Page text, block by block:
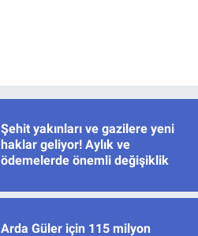
Şehit yakınları ve gazilere yeni
haklar geliyor! Aylık ve
ödemelerde önemli değişiklik
Arda Güler için 115 milyon